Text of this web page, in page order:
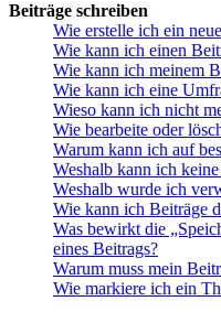
Beiträge schreiben
Wie erstelle ich ein
Wie kann ich einen
Wie kann ich meinem
Wie kann ich eine
Wieso kann ich nicht
Wie bearbeite oder
Warum kann ich auf
Weshalb kann ich
Weshalb wurde ich
Wie kann ich Beiträge
Was bewirkt die
eines Beitrags?
Warum muss mein
Wie markiere ich ein